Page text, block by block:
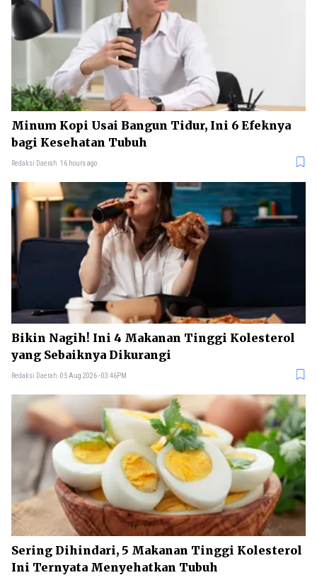
Minum Kopi Usai Bangun Tidur, Ini 6 Efeknya
bagi Kesehatan Tubuh
Redaksi Daerah 16 hours ago
Bikin Nagih! Ini 4 Makanan Tinggi Kolesterol
yang Sebaiknya Dikurangi
Redaksi Daerah 05 Aug 2026 - 03:46PM
Sering Dihindari, 5 Makanan Tinggi Kolesterol
Ini Ternyata Menyehatkan Tubuh